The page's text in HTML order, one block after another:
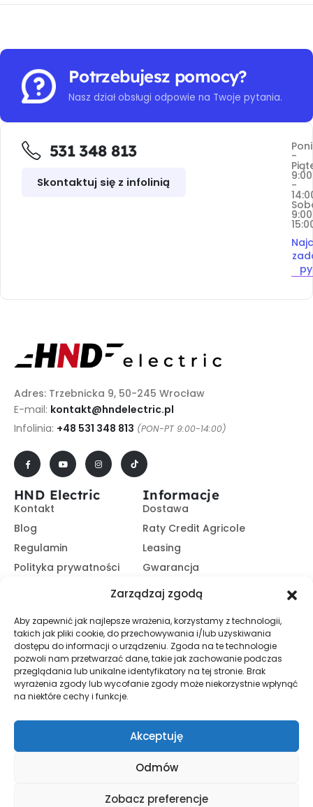
Zarządzaj zgodą
Aby zapewnić jak najlepsze wrażenia, korzystamy z technologii,
takich jak pliki cookie, do przechowywania i/lub uzyskiwania
dostępu do informacji o urządzeniu. Zgoda na te technologie
pozwoli nam przetwarzać dane, takie jak zachowanie podczas
przeglądania lub unikalne identyfikatory na tej stronie. Brak
wyrażenia zgody lub wycofanie zgody może niekorzystnie wpłynąć
na niektóre cechy i funkcje.
Akceptuję
Odmów
Zobacz preferencje
Potrzebujesz pomocy?
Nasz dział obsługi odpowie na Twoje pytania.
531 348 813
Skontaktuj się z infolinią
-
9:00
-
Adres: Trzebnicka 9, 50-245 Wrocław
E-mail: kontakt@hndelectric.pl
Infolinia: +48 531 348 813 (PON-PT 9:00-14:00)
HND Electric
Kontakt
Blog
Regulamin
Polityka prywatności
Informacje
Dostawa
Raty Credit Agricole
Leasing
Gwarancja
14 dni na zwrot
Program partnerski
Zasubskrybuj nasz Newsletter
Zapisz Się
© HND Electric. 2025 - Wszelkie prawa zastrzeżone